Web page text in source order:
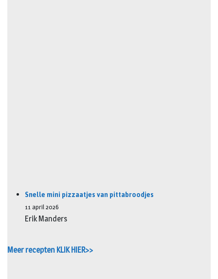
Snelle mini pizzaatjes van pittabroodjes
11 april 2026
Erik Manders
Meer recepten KLIK HIER>>